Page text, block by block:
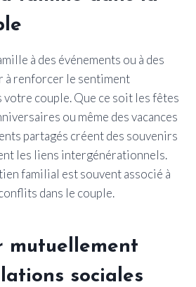
à des événements ou à des
à renforcer le sentiment
votre couple. Que ce soit les fêtes
ou même des vacances
partagés créent des souvenirs
les liens intergénérationnels.
familial est souvent associé à
dans le couple.
mutuellement
sociales